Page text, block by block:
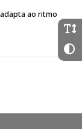
ao ritmo